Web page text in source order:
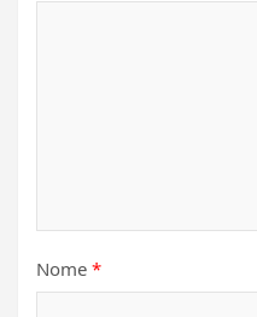
Nome *